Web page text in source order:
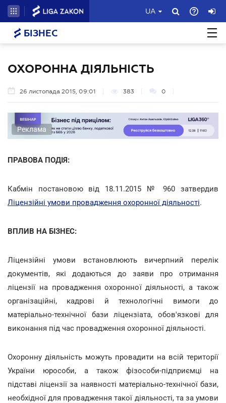
UA
БІЗНЕС
ОХОРОННА ДІЯЛЬНІСТЬ
26 листопада 2015, 09:01 383 0
Реклама
ПРАВОВА ПОДІЯ:
Кабмін постановою від 18.11.2015 № 960 затвердив
Ліцензійні умови провадження охоронної діяльності.
ВПЛИВ НА БІЗНЕС:
Ліцензійні умови встановлюють вичерпний перелік
документів, які додаються до заяви про отримання
ліцензії на провадження охоронної діяльності, а також
організаційні, кадрові й технологічні вимоги до
матеріально-технічної бази ліцензіата, обов'язкові для
виконання під час провадження охоронної діяльності.
Охоронну діяльність можуть провадити на всій території
України юрособи, а також фізособи-підприємці на
підставі ліцензії за наявності матеріально-технічної бази,
необхідної для провадження такої діяльності, та за умови